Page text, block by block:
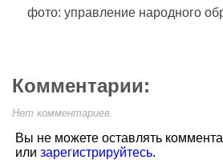
фото: управление народного
Комментарии:
Нет комментариев.
Вы не можете оставлять
или зарегистрируйтесь.